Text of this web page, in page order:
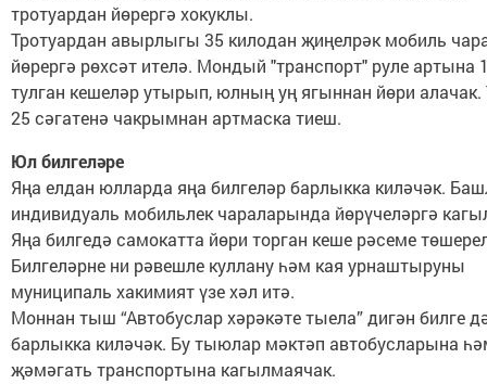
тротуардан йөрергә хокуклы.
Тротуардан авырлыгы 35 килодан җиңелрәк мобиль
йөрергә рөхсәт ителә. Мондый "транспорт" руле артына
тулган кешеләр утырып, юлның уң ягыннан йөри алачак.
25 сәгатенә чакрымнан артмаска тиеш.
Юл билгеләре
Яңа елдан юлларда яңа билгеләр барлыкка киләчәк.
индивидуаль мобильлек чараларында йөрүчеләргә
Яңа билгедә самокатта йөри торган кеше рәсеме
Билгеләрне ни рәвешле куллану һәм кая урнаштыруны
муниципаль хакимият үзе хәл итә.
Моннан тыш “Автобуслар хәрәкәте тыела” дигән билге
барлыкка киләчәк. Бу тыюлар мәктәп автобусларына
җәмәгать транспортына кагылмаячак.